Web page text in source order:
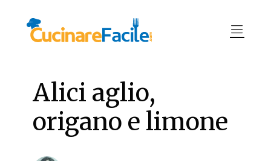
Alici aglio,
origano e limone